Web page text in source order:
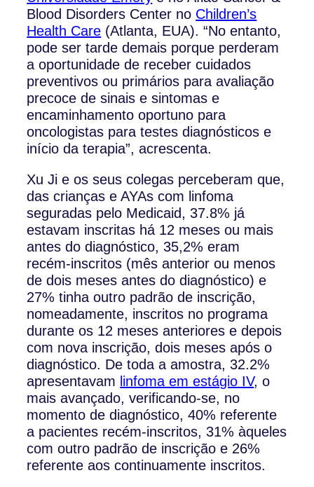
Blood Disorders Center no Children’s
Health Care (Atlanta, EUA). “No entanto,
pode ser tarde demais porque perderam
a oportunidade de receber cuidados
preventivos ou primários para avaliação
precoce de sinais e sintomas e
encaminhamento oportuno para
oncologistas para testes diagnósticos e
início da terapia”, acrescenta.
Xu Ji e os seus colegas perceberam que,
das crianças e AYAs com linfoma
seguradas pelo Medicaid, 37.8% já
estavam inscritas há 12 meses ou mais
antes do diagnóstico, 35,2% eram
recém-inscritos (mês anterior ou menos
de dois meses antes do diagnóstico) e
27% tinha outro padrão de inscrição,
nomeadamente, inscritos no programa
durante os 12 meses anteriores e depois
com nova inscrição, dois meses após o
diagnóstico. De toda a amostra, 32.2%
apresentavam linfoma em estágio IV, o
mais avançado, verificando-se, no
momento de diagnóstico, 40% referente
a pacientes recém-inscritos, 31% àqueles
com outro padrão de inscrição e 26%
referente aos continuamente inscritos.